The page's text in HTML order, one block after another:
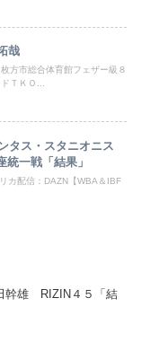
哉
方市総合体育館フェザー級８
ＴＫＯ...
タス・スタニオニス
一戦「結果」
カ配信：DAZN【WBA＆IBF
幹雄 RIZIN４５「結